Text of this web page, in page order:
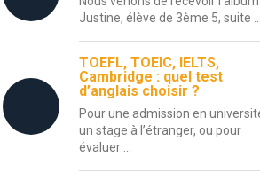
Justine, élève de 3ème 5, suite ...
TOEFL, TOEIC, IELTS,
Cambridge : quel test
d’anglais choisir ?
Pour une admission en
un stage à l’étranger, ou pour
évaluer ...